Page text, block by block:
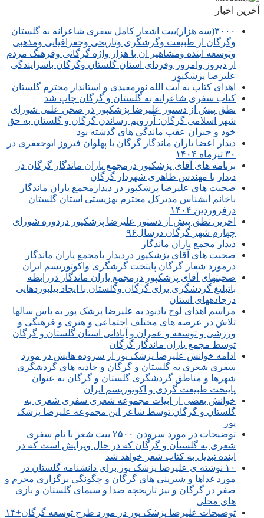
آخرین اخبار
۳۰۰۰(سه هزار)بیت اشعار کامل سفری شاعرانه به گلستان
وگرگان از طبیعت وگرشگری وتاریخی وجغرافیایی ومذهبی
وتوسعه اینده ومشاهیر ان با هزار واژه گرگانی وفرهنگ مردم
از دیروز وامروز وفردای استان گلستان وگرگان باسرایندگی
علیرضا پزشکپور
اهدای کتاب به آیت الله نورمفیدی و استاندار محترم گلستان
کتاب سفری شاعرانه به گلستان و گرگان چاپ شد
نطق پیش از دستور علیرضا پزشکپور در صحن علنی شورای
شهر اسلامی گرگان: آرزویم رساندن گرگان و گلستان به حق
خود و جبران عقب ماندگی های گذشته بود
دیدار اعضا یاران ماندگار گرگان با پهلوان فیروز ابوجعفری در
۳۰ تیرماه ۱۴۰۴
برنامه های آقای پزشکپور درمجمع یاران ماندگار گرگان در
دیدار با مهندس طاهری شهردار گرگان
صحبت های علیرضا پزشکپور در دیدارمجمع یاران ماندگار
باخانم ابشناس مدیرکل محترم بهزیستی استان گلستان
درفروردین ۱۴۰۴
اخرین نطق پیش از دستور علیرضا پزشکپور دردوره شورای
چهارم شهر گرگان درسال۹۶
دیدار مجمع یاران ماندگار
صحبت های آقای پزشکپور دردیدار بامجمع یاران ماندگار
درمورد شعار گرگان پایتخت گرشگری واکوتوریسم ایران
صحبتهای آقای پزشکپور درمجمع یاران ماندگار دررابطه
باتبلیغ گردشگری برای گرگان وگلستان با ایجاد بیلبوردهایی
درجادههای استان
مراسم اهدای لوح یادبود به علیرضا پزشک پور به پاس سالها
تلاش در عرصه های مختلف اجتماعی و هنری و فرهنگی و
ورزشی و توسعه و عمران و آبادانی استان گلستان و گرگان
توسط مجمع یاران ماندگار گرگان
ادامه خوانش علیرضا پزشک پور از سروده هایش در مورد
سفری شعری به گلستان و گرگان و جاذبه های گردشگری
شهرها و مناطق گردشگری گلستان و گرگان به عنوان
پایتخت طبیعت گردی و اکوتوریسم ایران
خوانش بعضی از ابیات مجموعه شعری سفری شعری به
گلستان و گرگان توسط شاعر این مجموعه علیرضا پزشک
پور
توضیحات در مورد سرودن ۲۵۰۰ بیت شعر با نام سفری
شعری به گلستان و گرگان که در حال ویرایش است که در
اینده تبدیل به کتاب شعر خواهد شد
۱۰ نوشته ی علیرضا پزشک پور برای دانشنامه گلستان در
مورد غذاها و شیرینی های گرگان و چگونگی برگزاری محرم و
صفر در گرگان و نیز تاریخچه صدا و سیمای گلستان و بازی
های محلی
توضیحات علیرضا پزشک پور در مورد طرح توسعه گرگان+۱۴